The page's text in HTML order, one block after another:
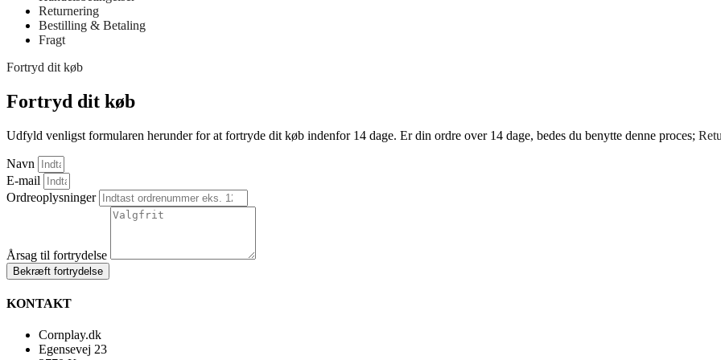
Returnering
Bestilling & Betaling
Fragt
Fortryd dit køb
Fortryd dit køb
Udfyld venligst formularen herunder for at fortryde dit køb indenfor 14 dage. Er din ordre over 14 dage, bedes du benytte denne proces;
Navn
E-mail
Ordreoplysninger
Årsag til fortrydelse
Bekræft fortrydelse
KONTAKT
Cornplay.dk
Egensevej 23